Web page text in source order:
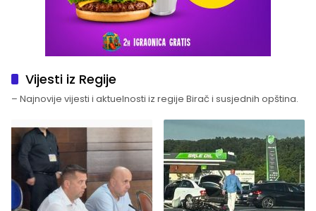
Vijesti iz Regije
– Najnovije vijesti i aktuelnosti iz regije Birač i susjednih opština.